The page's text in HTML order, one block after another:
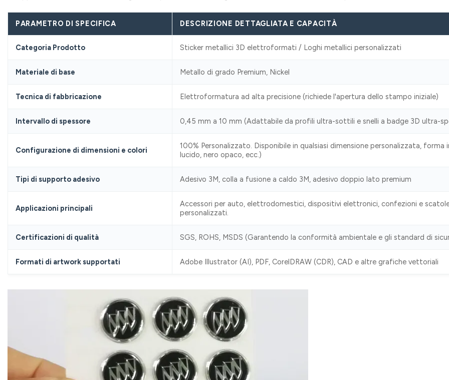
PARAMETRO DI SPECIFICA DESCRIZIONE DETTAGLIATA E CAPACITÀ
Categoria Prodotto Sticker metallici 3D elettroformati / Loghi metallici personalizzati
Materiale di base Metallo di grado Premium, Nickel
Tecnica di fabbricazione Elettroformatura ad alta precisione (richiede l'apertura dello stampo iniziale)
Intervallo di spessore 0,45 mm a 10 mm (Adattabile da profili ultra-sottili e snelli a badge 3D ultra-
Configurazione di dimensioni e colori
100% Personalizzato. Disponibile in qualsiasi dimensione personalizzata,
lucido, nero opaco, ecc.)
Tipi di supporto adesivo Adesivo 3M, colla a fusione a caldo 3M, adesivo doppio lato premium
Applicazioni principali
Accessori per auto, elettrodomestici, dispositivi elettronici, confezioni e
personalizzati.
Certificazioni di qualità SGS, ROHS, MSDS (Garantendo la conformità ambientale e gli standard di
Formati di artwork supportati Adobe Illustrator (AI), PDF, CorelDRAW (CDR), CAD e altre grafiche vettoriali